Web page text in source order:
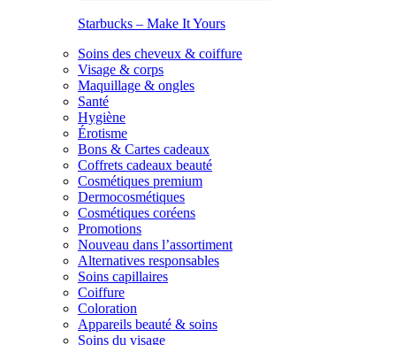
Starbucks – Make It Yours
Soins des cheveux & coiffure
Visage & corps
Maquillage & ongles
Santé
Hygiène
Érotisme
Bons & Cartes cadeaux
Coffrets cadeaux beauté
Cosmétiques premium
Dermocosmétiques
Cosmétiques coréens
Promotions
Nouveau dans l’assortiment
Alternatives responsables
Soins capillaires
Coiffure
Coloration
Appareils beauté & soins
Soins du visage